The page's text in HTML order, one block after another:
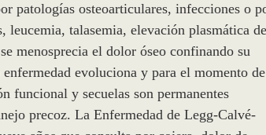
patologías osteoarticulares, infecciones o
talasemia, elevación plasmática de
menosprecia el dolor óseo confinando su
evoluciona y para el momento de
funcional y secuelas son permanentes
precoz. La Enfermedad de Legg-Calvé-